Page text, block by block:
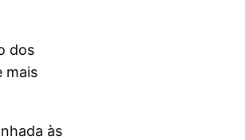
dos
mais
às